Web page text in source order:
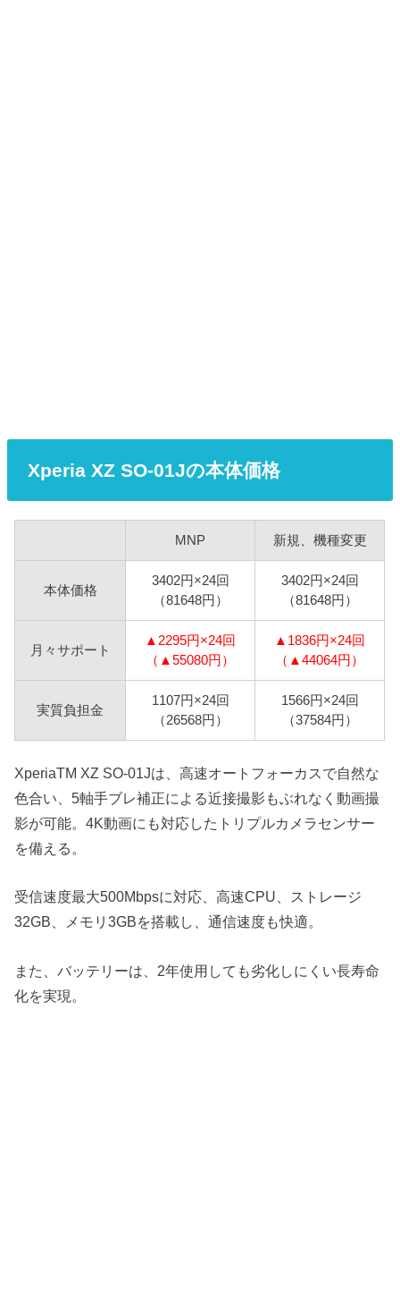
Xperia XZ SO-01Jの本体価格
MNP 新規、機種変更
本体価格
3402円×24回
（81648円）
3402円×24回
（81648円）
月々サポート
▲2295円×24回
（▲55080円）
▲1836円×24回
（▲44064円）
実質負担金
1107円×24回
（26568円）
1566円×24回
（37584円）
XperiaTM XZ SO-01Jは、高速オートフォーカスで自然な
色合い、5軸手ブレ補正による近接撮影もぶれなく動画撮
影が可能。4K動画にも対応したトリプルカメラセンサー
を備える。
受信速度最大500Mbpsに対応、高速CPU、ストレージ
32GB、メモリ3GBを搭載し、通信速度も快適。
また、バッテリーは、2年使用しても劣化しにくい長寿命
化を実現。